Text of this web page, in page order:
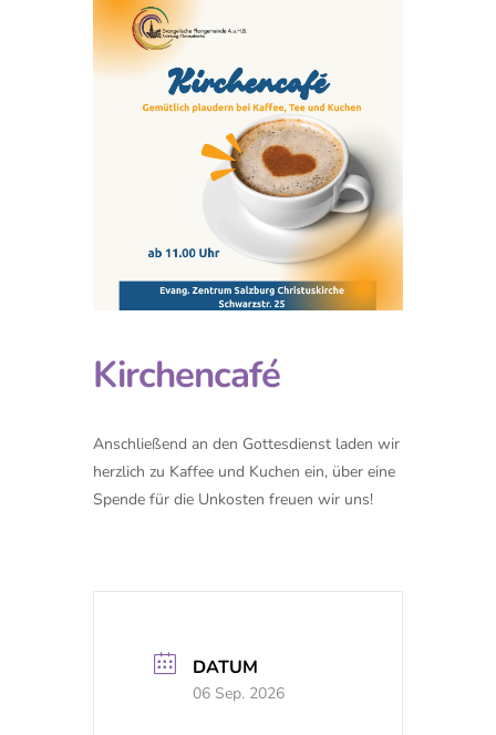
Kirchencafé
Anschließend an den Gottesdienst laden wir
herzlich zu Kaffee und Kuchen ein, über eine
Spende für die Unkosten freuen wir uns!
DATUM
06 Sep. 2026